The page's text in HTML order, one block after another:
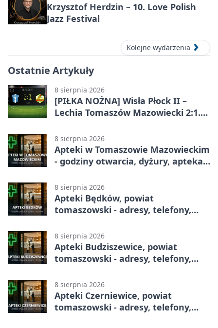
Krzysztof Herdzin – 10. Love Polish
Jazz Festival
Kolejne wydarzenia
Ostatnie Artykuły
8 sierpnia 2026
[PIŁKA NOŻNA] Wisła Płock II –
Lechia Tomaszów Mazowiecki 2:1.
w Betclic 3. Lidze Grupa 1 (Grupa I)
8 sierpnia 2026
Apteki w Tomaszowie Mazowieckim
- godziny otwarcia, dyżury, apteka
8 sierpnia 2026
Apteki Będków, powiat
tomaszowski - adresy, telefony,
8 sierpnia 2026
Apteki Budziszewice, powiat
tomaszowski - adresy, telefony,
8 sierpnia 2026
Apteki Czerniewice, powiat
tomaszowski - adresy, telefony,